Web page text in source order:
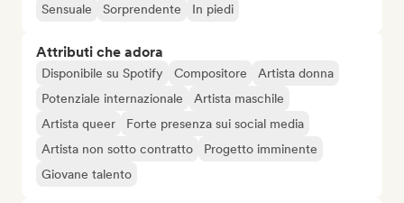
Sensuale
Sorprendente In piedi
Attributi che adora
Disponibile su Spotify Compositore
Artista donna
Potenziale internazionale
Artista maschile
Artista queer
Forte presenza sui social media
Artista non sotto contratto
Progetto imminente
Giovane talento